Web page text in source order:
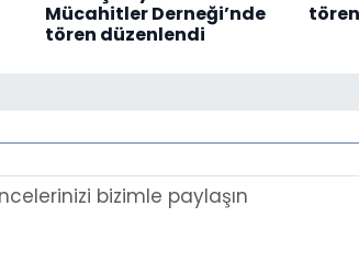
Mücahitler Derneği’nde
tören düzenlendi